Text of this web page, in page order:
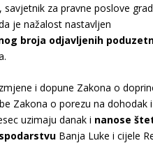
savjetnik za pravne poslove
je nažalost nastavljen
broja odjavljenih
i dopune Zakona o
Zakona o porezu na dohodak
uzimaju danak i nanose
Banja Luke i cijele